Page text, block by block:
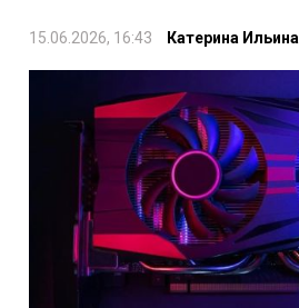
15.06.2026, 16:43 Катерина Ильина